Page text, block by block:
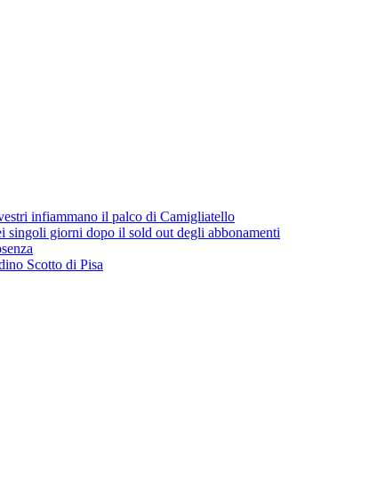
infiammano il palco di Camigliatello
singoli giorni dopo il sold out degli abbonamenti
Scotto di Pisa